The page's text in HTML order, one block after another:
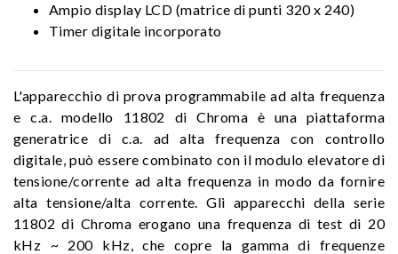
Ampio display LCD (matrice di punti 320 x 240)
Timer digitale incorporato
L'apparecchio di prova programmabile ad alta frequenza
e c.a. modello 11802 di Chroma è una piattaforma
generatrice di c.a. ad alta frequenza con controllo
digitale, può essere combinato con il modulo elevatore di
tensione/corrente ad alta frequenza in modo da fornire
alta tensione/alta corrente. Gli apparecchi della serie
11802 di Chroma erogano una frequenza di test di 20
kHz ~ 200 kHz, che copre la gamma di frequenze